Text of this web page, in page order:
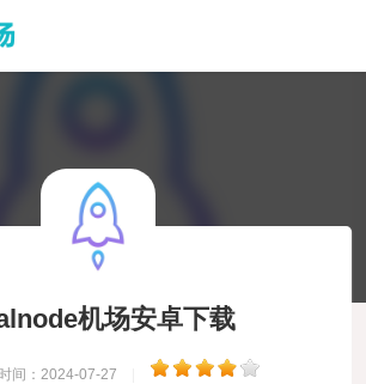
机场安卓下载
时间：2024-07-27